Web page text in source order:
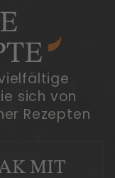
sich von
Rezepten
MIT